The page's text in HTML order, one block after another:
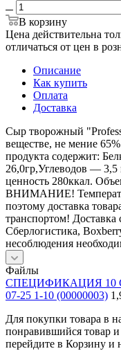
В корзину
Цена действительна
отличаться от цен в
Описание
Как купить
Оплата
Доставка
Сыр творожный
веществе, не мение
продукта содержит:
ценность 280ккал.
ВНИМАНИЕ!
поэтому доставка
транспортом!
Сберлогистика,
несоблюдения
Файлы
СПЕЦИФИКАЦИЯ 10
07-25 1-10 (00000003)
Для покупки товара в
понравившийся товар и
перейдите в Корзину и